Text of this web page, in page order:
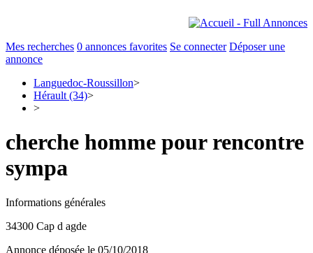
Mes recherches 0 annonces favorites Se connecter Déposer une
annonce
Languedoc-Roussillon>
Hérault (34)>
>
cherche homme pour rencontre
sympa
Informations générales
34300 Cap d agde
Annonce déposée le 05/10/2018